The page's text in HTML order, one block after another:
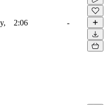
2:06 -